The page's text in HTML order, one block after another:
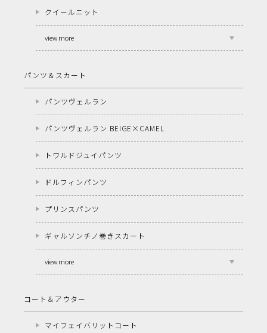
クイールニット
view more
パンツ＆スカート
パンツヴェルラン
パンツヴェルラン BEIGE×CAMEL
トワルドジュイパンツ
ドルフィンパンツ
プリンスパンツ
ギャルソンチノ巻きスカート
view more
コート＆アウター
マイフェイバリットコート